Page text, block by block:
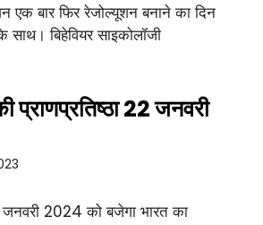
एक बार फिर रेजोल्यूशन बनाने का दिन
बिहेवियर साइकोलॉजी
प्राणप्रतिष्ठा 22 जनवरी
2024 को बजेगा भारत का